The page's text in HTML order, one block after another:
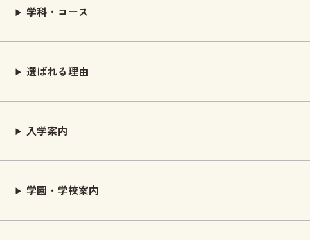
学科・コース
選ばれる理由
入学案内
学園・学校案内